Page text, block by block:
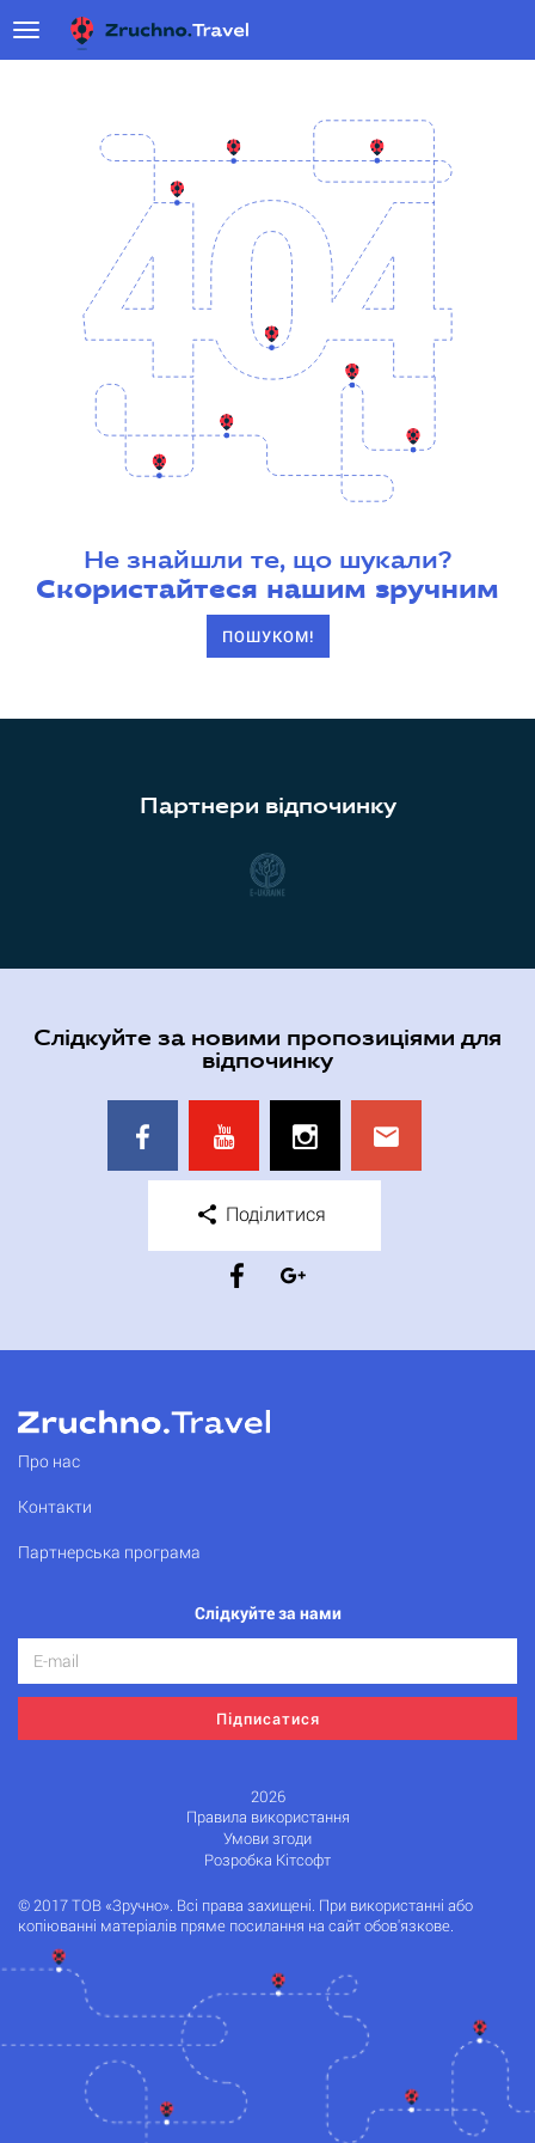
Не знайшли те, що шукали?
Скористайтеся нашим зручним
ПОШУКОМ!
Партнери відпочинку
Слідкуйте за новими пропозиціями для
відпочинку
Поділитися
Про нас
Контакти
Партнерська програма
Слідкуйте за нами
Підписатися
2026
Правила використання
Умови згоди
Розробка Кітсофт
© 2017 ТОВ «Зручно». Всі права захищені. При використанні або
копіюванні матеріалів пряме посилання на сайт обов'язкове.